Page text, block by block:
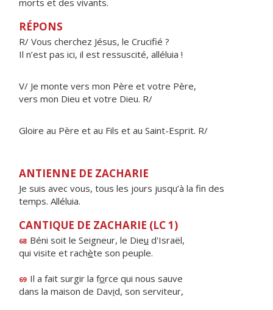
morts et des vivants.
RÉPONS
R/ Vous cherchez Jésus, le Crucifié ?
Il n’est pas ici, il est ressuscité, alléluia !
V/ Je monte vers mon Père et votre Père,
vers mon Dieu et votre Dieu. R/
Gloire au Père et au Fils et au Saint-Esprit. R/
ANTIENNE DE ZACHARIE
Je suis avec vous, tous les jours jusqu’à la fin des
temps. Alléluia.
CANTIQUE DE ZACHARIE (LC 1)
68 Béni soit le Seigneur, le Dieu d'Israël,
qui visite et rachète son peuple.
69 Il a fait surgir la force qui nous sauve
dans la maison de David, son serviteur,